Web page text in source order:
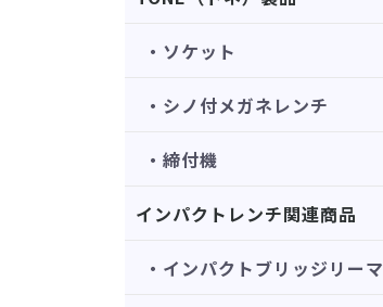
・ソケット
・シノ付メガネレンチ
・締付機
インパクトレンチ関連商品
・インパクトブリッジリーマ